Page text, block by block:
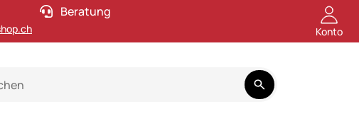
Beratung
Konto